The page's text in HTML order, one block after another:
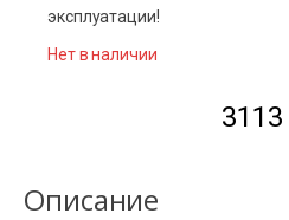
эксплуатации!
Нет в наличии
3113
Описание